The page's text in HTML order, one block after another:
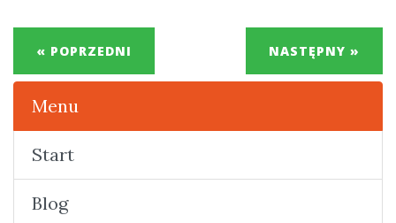
« POPRZEDNI NASTĘPNY »
Menu
Start
Blog